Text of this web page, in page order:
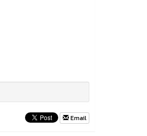
Email